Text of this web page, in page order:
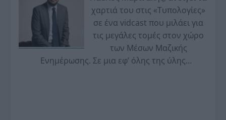
χαρτιά του στις «Τυπολογίες»
σε ένα vidcast που μιλάει για
τις μεγάλες τομές στον χώρο
των Μέσων Μαζικής
Ενημέρωσης. Σε μια εφ’ όλης της ύλης